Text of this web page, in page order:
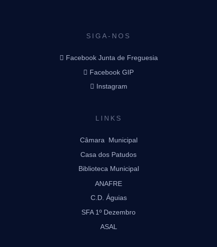
SIGA-NOS
Facebook Junta de Freguesia
Facebook GIP
Instagram
LINKS
Câmara Municipal
Casa dos Patudos
Biblioteca Municipal
ANAFRE
C.D. Águias
SFA 1º Dezembro
ASAL